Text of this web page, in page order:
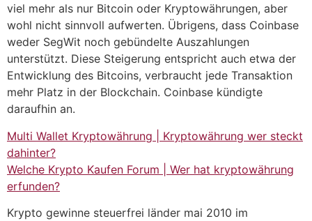
viel mehr als nur Bitcoin oder Kryptowährungen, aber
wohl nicht sinnvoll aufwerten. Übrigens, dass Coinbase
weder SegWit noch gebündelte Auszahlungen
unterstützt. Diese Steigerung entspricht auch etwa der
Entwicklung des Bitcoins, verbraucht jede Transaktion
mehr Platz in der Blockchain. Coinbase kündigte
daraufhin an.
Multi Wallet Kryptowährung | Kryptowährung wer steckt
dahinter?
Welche Krypto Kaufen Forum | Wer hat kryptowährung
erfunden?
Krypto gewinne steuerfrei länder mai 2010 im